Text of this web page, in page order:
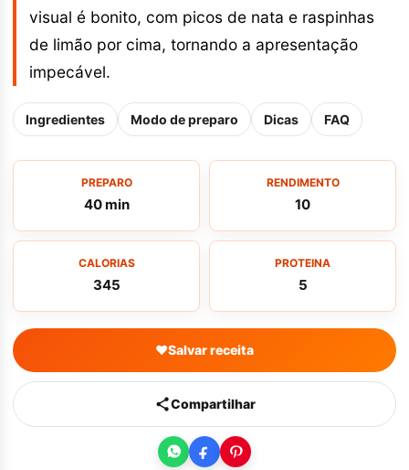
visual é bonito, com picos de nata e raspinhas
de limão por cima, tornando a apresentação
impecável.
Ingredientes Modo de preparo Dicas FAQ
PREPARO
40 min
RENDIMENTO
10
CALORIAS
345
PROTEINA
5
♥Salvar receita
Compartilhar